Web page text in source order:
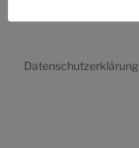
Datenschutzerklärung